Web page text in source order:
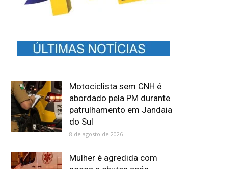
Motociclista sem CNH é
abordado pela PM durante
patrulhamento em Jandaia
do Sul
8 de agosto de 2026
Mulher é agredida com